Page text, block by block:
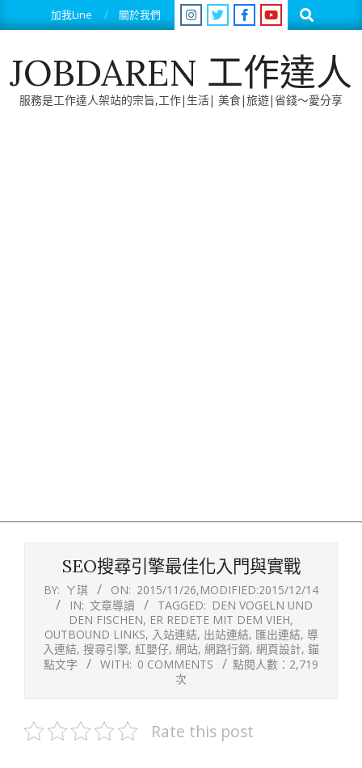
to
加我Line 關於我們 Search
JOBDAREN 工作達人
服務是工作達人架站的宗旨,工作|生活| 美食|旅遊|省錢～愛分享
SEO搜尋引擎最佳化入門與實戰
BY: ㄚ琪 ON: 2015/11/26,MODIFIED:2015/12/14
IN: 文章導讀 TAGGED: DEN VOGELN UND
DEN FISCHEN, ER REDETE MIT DEM VIEH,
OUTBOUND LINKS, 入站連結, 出站連結, 匯出連結, 導
入連結, 搜尋引擎, 紅嬰仔, 網站, 網路行銷, 網頁設計, 錨
點文字
WITH: 0 COMMENTS
點閱人數：2,719
次
Rate this post